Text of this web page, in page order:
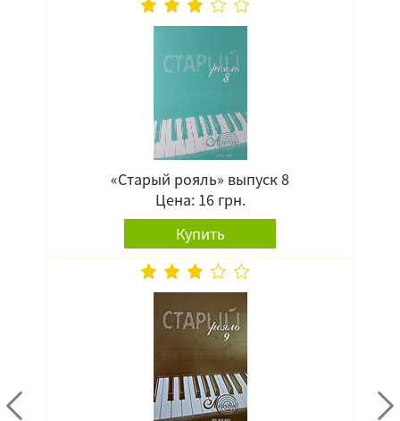
«Старый рояль» выпуск 8
Цена: 16 грн.
Купить